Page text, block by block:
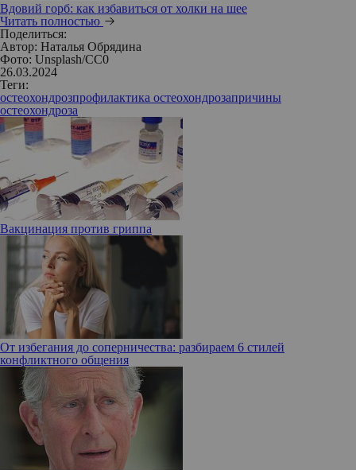
Вдовий горб: как избавиться от холки на шее
Читать полностью
Поделиться:
Автор: Наталья Обрядина
Фото: Unsplash/СС0
26.03.2024
Теги:
остеохондрозпрофилактика остеохондрозапричины
остеохондроза
Вакцинация против гриппа
От избегания до соперничества: разбираем 6 стилей
конфликтного общения